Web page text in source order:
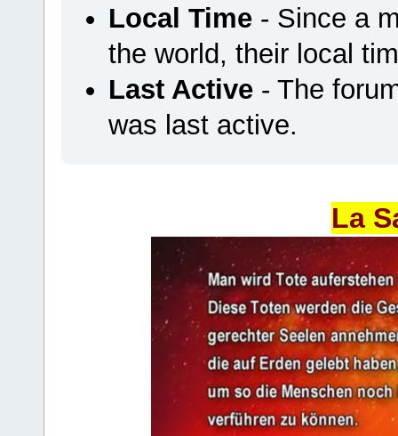
Local Time- Since a
the world, their local
Last Active- The
was last active.
La